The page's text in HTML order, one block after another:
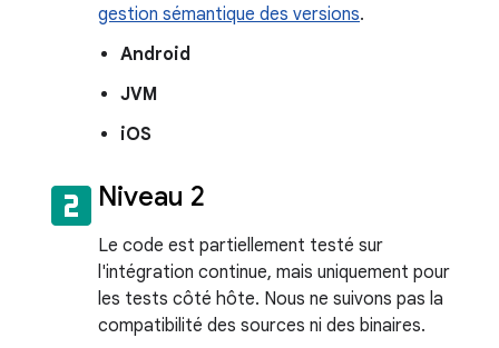
gestion sémantique des versions.
Android
JVM
iOS
looks_two Niveau 2
Le code est partiellement testé sur
l'intégration continue, mais uniquement pour
les tests côté hôte. Nous ne suivons pas la
compatibilité des sources ni des binaires.